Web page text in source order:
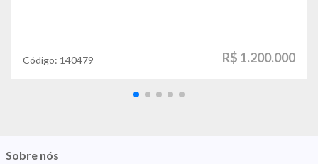
Código: 140479 R$ 1.200.000
Sobre nós